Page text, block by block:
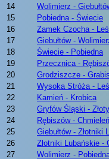
14
Wolimierz -
15
Pobiedna - Świecie
16
Zamek Czocha -
17
Giebułtów -
18
Świecie - Pobiedna
19
Przecznica -
20
Grodziszcze -
21
Wysoka Stróża -
22
Kamień - Krobica
23
Gryfów Śląski -
24
Rębiszów - Chmieleń
25
Giebułtów - Złotniki
26
Złotniki Lubańskie -
27
Wolimierz -